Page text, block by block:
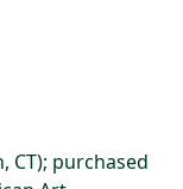
CT); purchased